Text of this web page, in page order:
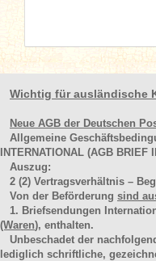
Wichtig für ausländische
Neue AGB der Deutschen
Allgemeine
INTERNATIONAL (AGB BRIEF
Auszug:
2 (2) Vertragsverhältnis –
Von der Beförderung sind
1. Briefsendungen
(Waren), enthalten.
Unbeschadet der
lediglich schriftliche,